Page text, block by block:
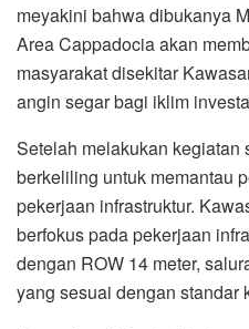
meyakini bahwa dibukanya
Area Cappadocia akan
masyarakat disekitar
angin segar bagi iklim
Setelah melakukan kegiatan
berkeliling untuk memantau
pekerjaan infrastruktur.
berfokus pada pekerjaan
dengan ROW 14 meter,
yang sesuai dengan standar